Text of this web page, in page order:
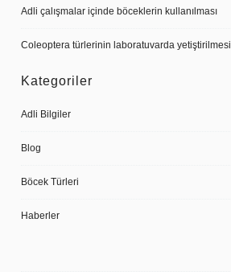
Adli çalışmalar içinde böceklerin kullanılması
Coleoptera türlerinin laboratuvarda yetiştirilmesi
Kategoriler
Adli Bilgiler
Blog
Böcek Türleri
Haberler